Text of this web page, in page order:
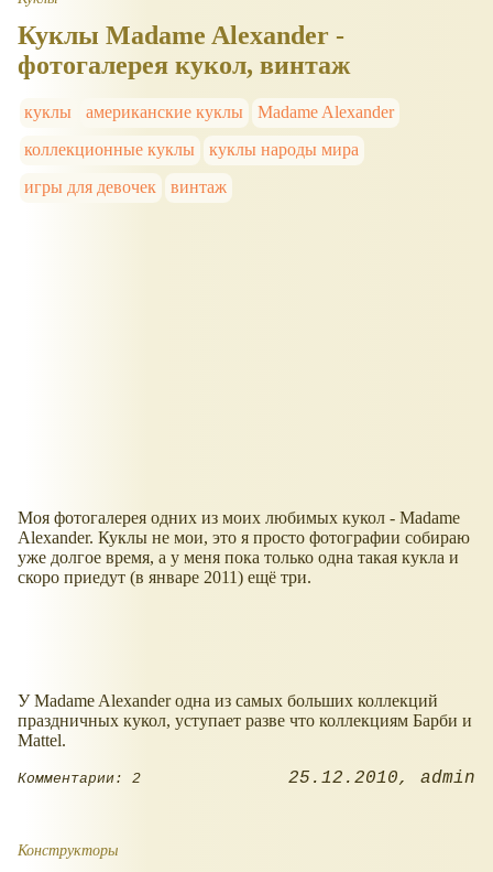
Куклы Madame Alexander -
фотогалерея кукол, винтаж
куклы американские куклы
Madame Alexander
коллекционные куклы
куклы народы мира
игры для девочек
винтаж
Моя фотогалерея одних из моих любимых кукол - Madame
Alexander. Куклы не мои, это я просто фотографии собираю
уже долгое время, а у меня пока только одна такая кукла и
скоро приедут (в январе 2011) ещё три.
У Madame Alexander одна из самых больших коллекций
праздничных кукол, уступает разве что коллекциям Барби и
Mattel.
Комментарии: 2 25.12.2010 admin
Конструкторы